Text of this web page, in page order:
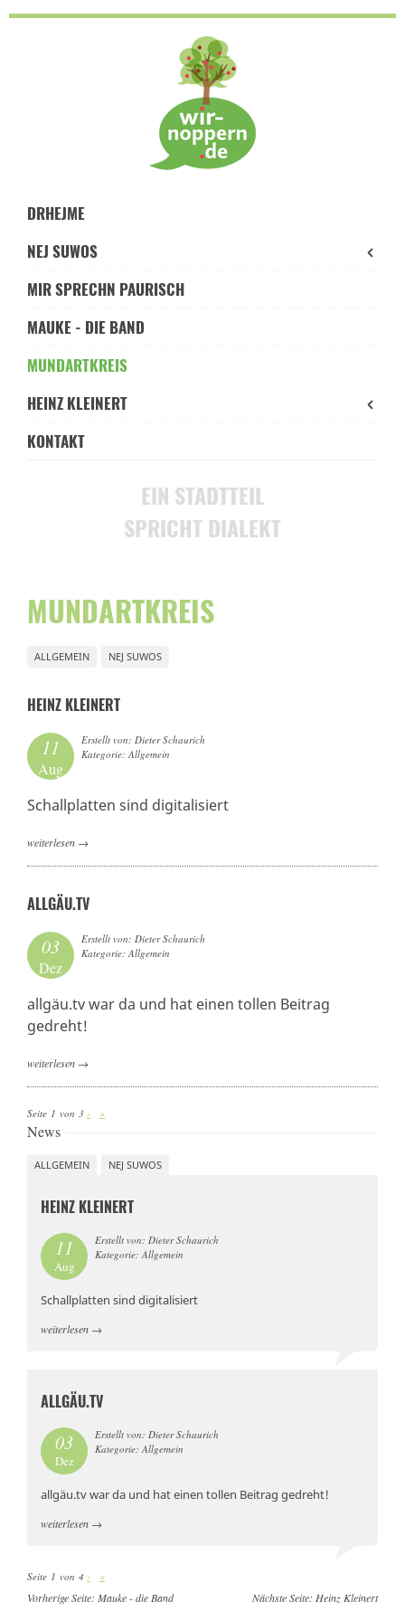
DRHEJME
NEJ SUWOS
MIR SPRECHN PAURISCH
MAUKE - DIE BAND
MUNDARTKREIS
HEINZ KLEINERT
KONTAKT
EIN STADTTEIL
SPRICHT DIALEKT
MUNDARTKREIS
ALLGEMEIN NEJ SUWOS
HEINZ KLEINERT
11
Aug
Erstellt von: Dieter Schaurich
Kategorie: Allgemein
Schallplatten sind digitalisiert
weiterlesen →
ALLGÄU.TV
03
Dez
Erstellt von: Dieter Schaurich
Kategorie: Allgemein
allgäu.tv war da und hat einen tollen Beitrag
gedreht!
weiterlesen →
Seite 1 von 3 › »
News
ALLGEMEIN NEJ SUWOS
HEINZ KLEINERT
11
Aug
Erstellt von: Dieter Schaurich
Kategorie: Allgemein
Schallplatten sind digitalisiert
weiterlesen →
ALLGÄU.TV
03
Dez
Erstellt von: Dieter Schaurich
Kategorie: Allgemein
allgäu.tv war da und hat einen tollen Beitrag gedreht!
weiterlesen →
Seite 1 von 4 › »
Vorherige Seite: Mauke - die Band Nächste Seite: Heinz Kleinert